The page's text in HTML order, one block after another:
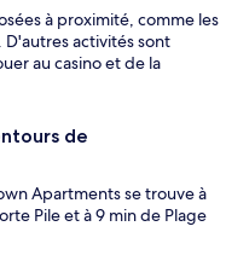
à proximité, comme les
activités sont
au casino et de la
de
Apartments se trouve à
Pile et à 9 min de Plage